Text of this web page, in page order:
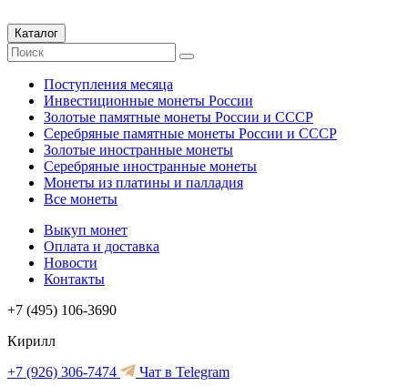
Каталог
Поступления месяца
Инвестиционные монеты России
Золотые памятные монеты России и СССР
Серебряные памятные монеты России и СССР
Золотые иностранные монеты
Серебряные иностранные монеты
Монеты из платины и палладия
Все монеты
Выкуп монет
Оплата и доставка
Новости
Контакты
+7 (495) 106-3690
Кирилл
+7 (926) 306-7474
Чат в Telegram